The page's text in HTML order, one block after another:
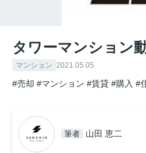
タワーマンション
マンション 2021.05.05
#売却 #マンション #賃貸 #購入 #
筆者 山田 恵二